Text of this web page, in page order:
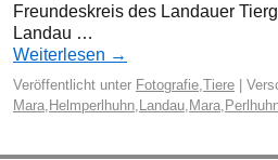
Freundeskreis des Landauer
Landau …
Weiterlesen →
Veröffentlicht unter Fotografie Tiere
Mara Helmperlhuhn Landau Mara